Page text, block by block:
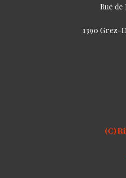
Rue
1390 Grez-
(C)